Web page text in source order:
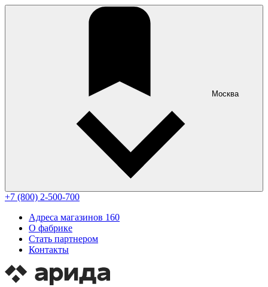
Москва
+7 (800) 2-500-700
Адреса магазинов 160
О фабрике
Стать партнером
Контакты